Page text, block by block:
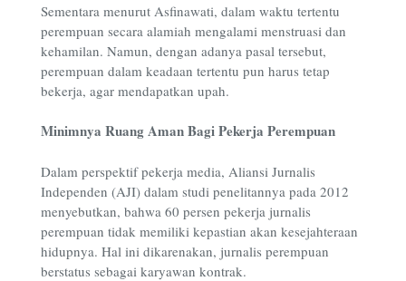
Sementara menurut Asfinawati, dalam waktu tertentu
perempuan secara alamiah mengalami menstruasi dan
kehamilan. Namun, dengan adanya pasal tersebut,
perempuan dalam keadaan tertentu pun harus tetap
bekerja, agar mendapatkan upah.
Minimnya Ruang Aman Bagi Pekerja Perempuan
Dalam perspektif pekerja media, Aliansi Jurnalis
Independen (AJI) dalam studi penelitannya pada 2012
menyebutkan, bahwa 60 persen pekerja jurnalis
perempuan tidak memiliki kepastian akan kesejahteraan
hidupnya. Hal ini dikarenakan, jurnalis perempuan
berstatus sebagai karyawan kontrak.